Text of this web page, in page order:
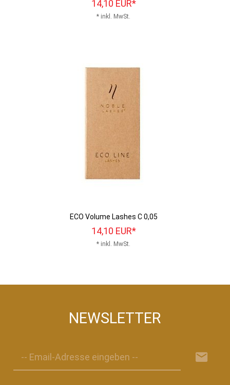
14,10 EUR*
* inkl. MwSt.
ECO Volume Lashes C 0,05
14,10 EUR*
* inkl. MwSt.
NEWSLETTER
-- Email-Adresse eingeben --